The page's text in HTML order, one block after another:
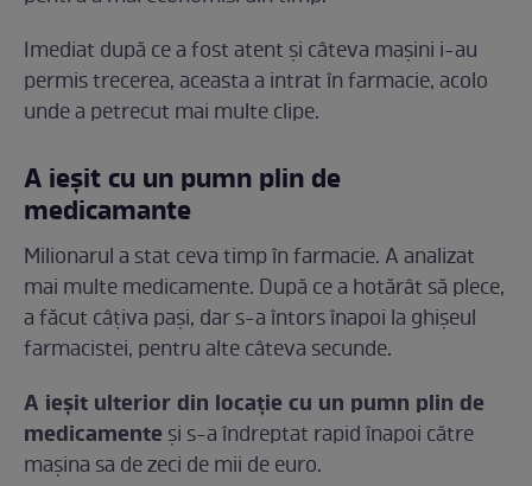
Imediat după ce a fost atent și câteva mașini i-au
permis trecerea, aceasta a intrat în farmacie, acolo
unde a petrecut mai multe clipe.
A ieșit cu un pumn plin de
medicamante
Milionarul a stat ceva timp în farmacie. A analizat
mai multe medicamente. După ce a hotărât să plece,
a făcut câțiva pași, dar s-a întors înapoi la ghișeul
farmacistei, pentru alte câteva secunde.
A ieșit ulterior din locație cu un pumn plin de
medicamente și s-a îndreptat rapid înapoi către
mașina sa de zeci de mii de euro.